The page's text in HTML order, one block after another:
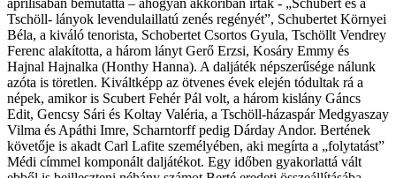
áprilisában bemutatta – ahogyan akkoriban írták - „Schubert és a
Tschöll- lányok levendulaillatú zenés regényét”, Schubertet Környei
Béla, a kiváló tenorista, Schobertet Csortos Gyula, Tschöllt Vendrey
Ferenc alakította, a három lányt Gerő Erzsi, Kosáry Emmy és
Hajnal Hajnalka (Honthy Hanna). A daljáték népszerűsége nálunk
azóta is töretlen. Kiváltképp az ötvenes évek elején tódultak rá a
népek, amikor is Scubert Fehér Pál volt, a három kislány Gáncs
Edit, Gencsy Sári és Koltay Valéria, a Tschöll-házaspár Medgyaszay
Vilma és Apáthi Imre, Scharntorff pedig Dárday Andor. Bertének
követője is akadt Carl Lafite személyében, aki megírta a „folytatást”
Médi címmel komponált daljátékot. Egy időben gyakorlattá vált